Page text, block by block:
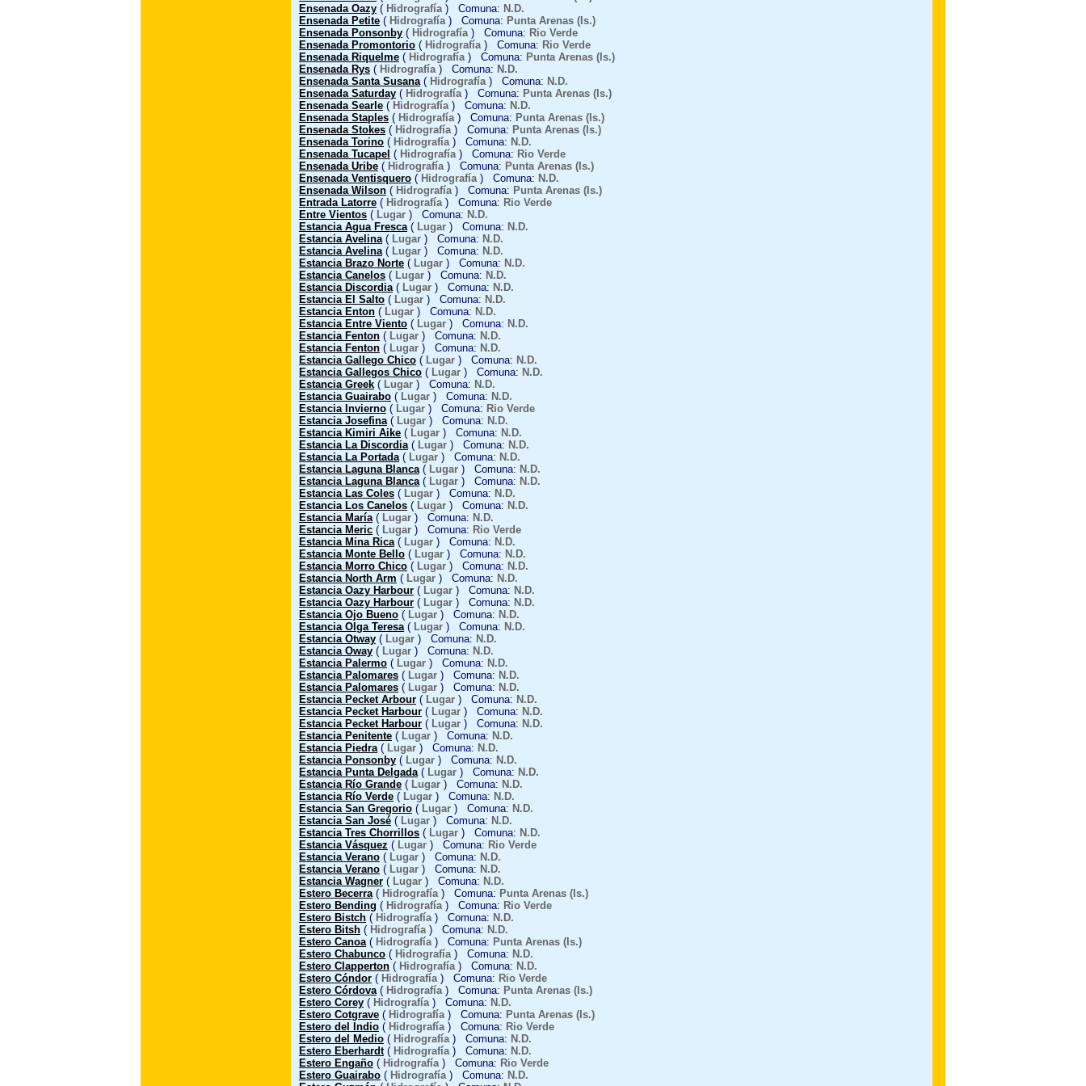
Ensenada Oazy ( Hidrografía) Comuna: N.D.
Ensenada Petite ( Hidrografía) Comuna: Punta Arenas (Is.)
Ensenada Ponsonby ( Hidrografía) Comuna: Rio Verde
Ensenada Promontorio ( Hidrografía) Comuna: Rio Verde
Ensenada Riquelme ( Hidrografía) Comuna: Punta Arenas (Is.)
Ensenada Rys ( Hidrografía) Comuna: N.D.
Ensenada Santa Susana( Hidrografía) Comuna: N.D.
Ensenada Saturday ( Hidrografía) Comuna: Punta Arenas (Is.)
Ensenada Searle ( Hidrografía) Comuna: N.D.
Ensenada Staples ( Hidrografía) Comuna: Punta Arenas (Is.)
Ensenada Stokes ( Hidrografía) Comuna: Punta Arenas (Is.)
Ensenada Torino ( Hidrografía) Comuna: N.D.
Ensenada Tucapel ( Hidrografía) Comuna: Rio Verde
Ensenada Uribe ( Hidrografía) Comuna: Punta Arenas (Is.)
Ensenada Ventisquero ( Hidrografía) Comuna: N.D.
Ensenada Wilson ( Hidrografía) Comuna: Punta Arenas (Is.)
Entrada Latorre ( Hidrografía) Comuna: Rio Verde
Entre Vientos ( Lugar ) Comuna: N.D.
Estancia Agua Fresca( Lugar ) Comuna: N.D.
Estancia Avelina( Lugar ) Comuna: N.D.
Estancia Avelina( Lugar ) Comuna: N.D.
Estancia Brazo Norte ( Lugar ) Comuna: N.D.
Estancia Canelos ( Lugar ) Comuna: N.D.
Estancia Discordia( Lugar ) Comuna: N.D.
Estancia El Salto ( Lugar ) Comuna: N.D.
Estancia Enton ( Lugar ) Comuna: N.D.
Estancia Entre Viento ( Lugar ) Comuna: N.D.
Estancia Fenton ( Lugar ) Comuna: N.D.
Estancia Fenton ( Lugar ) Comuna: N.D.
Estancia Gallego Chico ( Lugar ) Comuna: N.D.
Estancia Gallegos Chico ( Lugar ) Comuna: N.D.
Estancia Greek ( Lugar ) Comuna: N.D.
Estancia Guairabo ( Lugar ) Comuna: N.D.
Estancia Invierno ( Lugar ) Comuna: Rio Verde
Estancia Josefina( Lugar ) Comuna: N.D.
Estancia Kimiri Aike ( Lugar ) Comuna: N.D.
Estancia La Discordia( Lugar ) Comuna: N.D.
Estancia La Portada( Lugar ) Comuna: N.D.
Estancia Laguna Blanca( Lugar ) Comuna: N.D.
Estancia Laguna Blanca( Lugar ) Comuna: N.D.
Estancia Las Coles ( Lugar ) Comuna: N.D.
Estancia Los Canelos ( Lugar ) Comuna: N.D.
Estancia María( Lugar ) Comuna: N.D.
Estancia Meric ( Lugar ) Comuna: Rio Verde
Estancia Mina Rica( Lugar ) Comuna: N.D.
Estancia Monte Bello ( Lugar ) Comuna: N.D.
Estancia Morro Chico ( Lugar ) Comuna: N.D.
Estancia North Arm ( Lugar ) Comuna: N.D.
Estancia Oazy Harbour ( Lugar ) Comuna: N.D.
Estancia Oazy Harbour ( Lugar ) Comuna: N.D.
Estancia Ojo Bueno ( Lugar ) Comuna: N.D.
Estancia Olga Teresa( Lugar ) Comuna: N.D.
Estancia Otway ( Lugar ) Comuna: N.D.
Estancia Oway ( Lugar ) Comuna: N.D.
Estancia Palermo ( Lugar ) Comuna: N.D.
Estancia Palomares ( Lugar ) Comuna: N.D.
Estancia Palomares ( Lugar ) Comuna: N.D.
Estancia Pecket Arbour ( Lugar ) Comuna: N.D.
Estancia Pecket Harbour ( Lugar ) Comuna: N.D.
Estancia Pecket Harbour ( Lugar ) Comuna: N.D.
Estancia Penitente ( Lugar ) Comuna: N.D.
Estancia Piedra( Lugar ) Comuna: N.D.
Estancia Ponsonby ( Lugar ) Comuna: N.D.
Estancia Punta Delgada( Lugar ) Comuna: N.D.
Estancia Río Grande ( Lugar ) Comuna: N.D.
Estancia Río Verde ( Lugar ) Comuna: N.D.
Estancia San Gregorio ( Lugar ) Comuna: N.D.
Estancia San José ( Lugar ) Comuna: N.D.
Estancia Tres Chorrillos ( Lugar ) Comuna: N.D.
Estancia Vásquez ( Lugar ) Comuna: Rio Verde
Estancia Verano ( Lugar ) Comuna: N.D.
Estancia Verano ( Lugar ) Comuna: N.D.
Estancia Wagner ( Lugar ) Comuna: N.D.
Estero Becerra( Hidrografía) Comuna: Punta Arenas (Is.)
Estero Bending ( Hidrografía) Comuna: Rio Verde
Estero Bistch ( Hidrografía) Comuna: N.D.
Estero Bitsh ( Hidrografía) Comuna: N.D.
Estero Canoa( Hidrografía) Comuna: Punta Arenas (Is.)
Estero Chabunco ( Hidrografía) Comuna: N.D.
Estero Clapperton ( Hidrografía) Comuna: N.D.
Estero Cóndor ( Hidrografía) Comuna: Rio Verde
Estero Córdova( Hidrografía) Comuna: Punta Arenas (Is.)
Estero Corey ( Hidrografía) Comuna: N.D.
Estero Cotgrave ( Hidrografía) Comuna: Punta Arenas (Is.)
Estero del Indio ( Hidrografía) Comuna: Rio Verde
Estero del Medio ( Hidrografía) Comuna: N.D.
Estero Eberhardt( Hidrografía) Comuna: N.D.
Estero Engaño ( Hidrografía) Comuna: Rio Verde
Estero Guairabo ( Hidrografía) Comuna: N.D.